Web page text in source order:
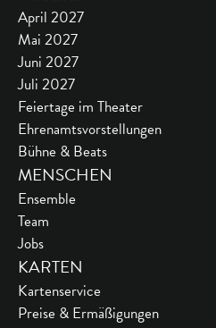
April 2027
Mai 2027
Juni 2027
Juli 2027
Feiertage im Theater
Ehrenamtsvorstellungen
Bühne & Beats
MENSCHEN
Ensemble
Team
Jobs
KARTEN
Kartenservice
Preise & Ermäßigungen